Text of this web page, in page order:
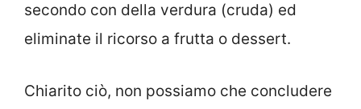
secondo con della verdura (cruda) ed
eliminate il ricorso a frutta o dessert.
Chiarito ciò, non possiamo che concludere